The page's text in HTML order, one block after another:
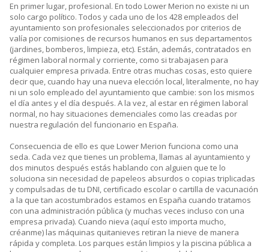
En primer lugar, profesional. En todo Lower Merion no existe ni un
solo cargo político. Todos y cada uno de los 428 empleados del
ayuntamiento son profesionales seleccionados por criterios de
valía por comisiones de recursos humanos en sus departamentos
(jardines, bomberos, limpieza, etc). Están, además, contratados en
régimen laboral normal y corriente, como si trabajasen para
cualquier empresa privada. Entre otras muchas cosas, esto quiere
decir que, cuando hay una nueva elección local, literalmente, no hay
ni un solo empleado del ayuntamiento que cambie: son los mismos
el día antes y el día después. A la vez, al estar en régimen laboral
normal, no hay situaciones demenciales como las creadas por
nuestra regulación del funcionario en España.
Consecuencia de ello es que Lower Merion funciona como una
seda. Cada vez que tienes un problema, llamas al ayuntamiento y
dos minutos después estás hablando con alguien que te lo
soluciona sin necesidad de papeleos absurdos o copias triplicadas
y compulsadas de tu DNI, certificado escolar o cartilla de vacunación
a la que tan acostumbrados estamos en España cuando tratamos
con una administración pública (y muchas veces incluso con una
empresa privada). Cuando nieva (aquí esto importa mucho,
créanme) las máquinas quitanieves retiran la nieve de manera
rápida y completa. Los parques están limpios y la piscina pública a